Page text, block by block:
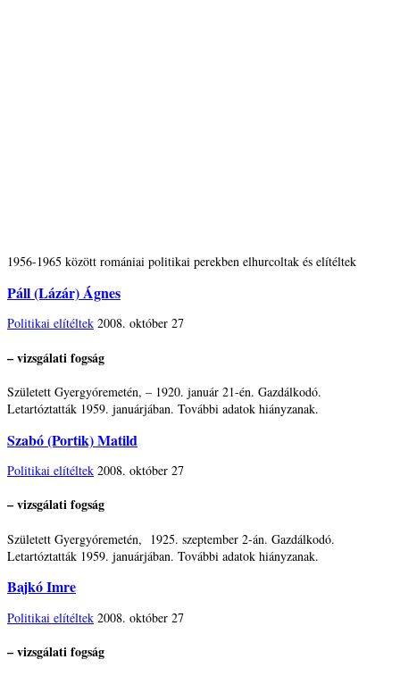
1956-1965 között romániai politikai perekben elhurcoltak és elítéltek
Páll (Lázár) Ágnes
Politikai elítéltek 2008. október 27
– vizsgálati fogság
Született Gyergyóremetén, – 1920. január 21-én. Gazdálkodó.
Letartóztatták 1959. januárjában. További adatok hiányzanak.
Szabó (Portik) Matild
Politikai elítéltek 2008. október 27
– vizsgálati fogság
Született Gyergyóremetén, 1925. szeptember 2-án. Gazdálkodó.
Letartóztatták 1959. januárjában. További adatok hiányzanak.
Bajkó Imre
Politikai elítéltek 2008. október 27
– vizsgálati fogság